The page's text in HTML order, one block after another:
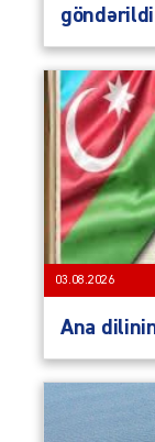
göndərildi
03.08.2026
Ana